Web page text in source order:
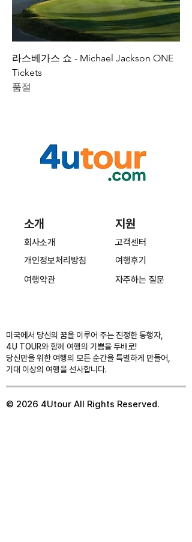
라스베가스 쇼 - Michael Jackson ONE
Tickets
품절
소개
회사소개
개인정보처리방침
여행약관
지원
고객센터
여행후기
​자주하는 질문
미국에서 당신의 꿈을 이루어 주는 진정한 동행자,
4U TOUR와 함께 여행의 기쁨을 두배로!
당신만을 위한 여행의 모든 순간을 특별하게 만들어,
기대 이상의 여행을 선사합니다.
© 2026 4Utour All Rights Reserved.